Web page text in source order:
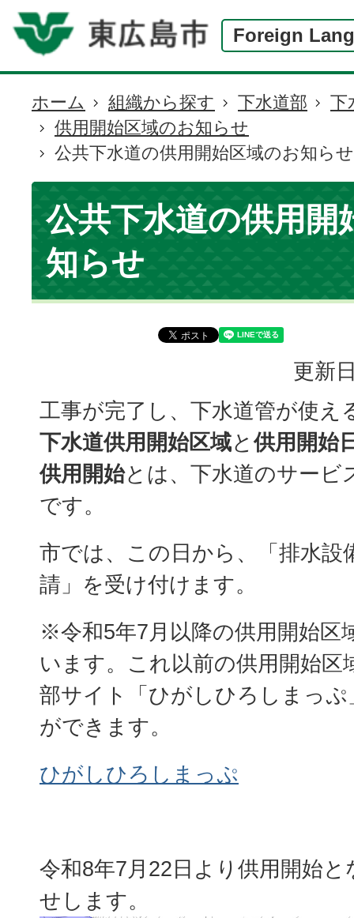
Foreign
現
在
の
位
ホーム 組織から探す 下水道部
下
供用開始区域のお知らせ
公共下水道の供用開始区域のお知らせ
公共下水道の供用開
知らせ
更新
工事が完了し、下水道管が使え
下水道供用開始区域と 供用開始
供用開始とは、下水道のサービ
です。
市では、この日から、「排水設
請」を受け付けます。
※令和5年7月以降の供用開始区
います。これ以前の供用開始区
部サイト「ひがしひろしまっ
ができます。
ひがしひろしまっぷ
令和8年7月22日より供用開始
せします。